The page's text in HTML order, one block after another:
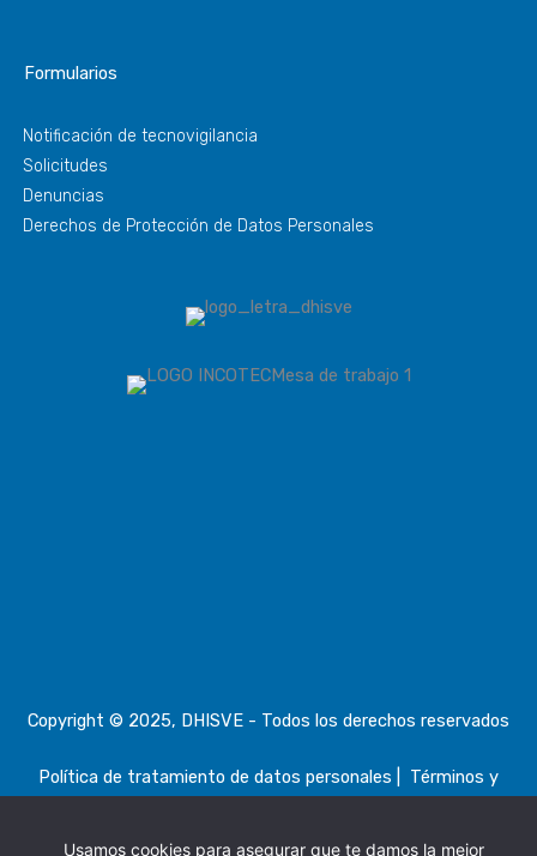
Formularios
Notificación de tecnovigilancia
Solicitudes
Denuncias
Derechos de Protección de Datos Personales
Copyright © 2025, DHISVE - Todos los derechos reservados
Política de tratamiento de datos personales
Términos y
Usamos cookies para asegurar que te damos la mejor